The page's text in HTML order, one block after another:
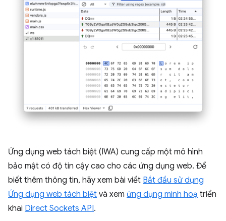
Ứng dụng web tách biệt (IWA) cung cấp một mô hình
bảo mật có độ tin cậy cao cho các ứng dụng web. Để
biết thêm thông tin, hãy xem bài viết Bắt đầu sử dụng
Ứng dụng web tách biệt và xem ứng dụng minh hoạ triển
khai Direct Sockets API.